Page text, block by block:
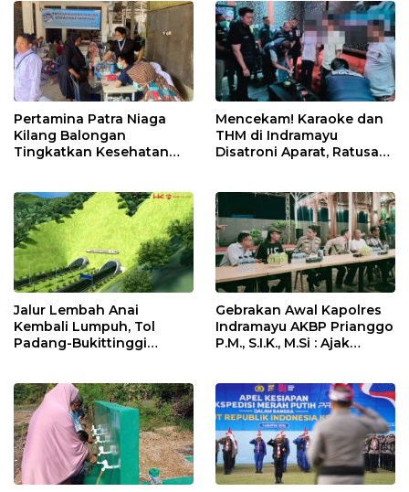
Jatibarang 2026
Pertamina Patra Niaga
Kilang Balongan
Tingkatkan Kesehatan
Rutin dan Edukasi
Perawatan Gigi
Mencekam! Karaoke dan
THM di Indramayu
Disatroni Aparat, Ratusan
Jalur Lembah Anai
Kembali Lumpuh, Tol
Padang-Bukittinggi
Gebrakan Awal Kapolres
Indramayu AKBP Prianggo
P.M., S.I.K., M.Si : Ajak